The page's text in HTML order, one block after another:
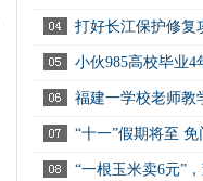
打好长江保护修复
小伙985高校毕业4
福建一学校老师教
“十一”假期将至
“一根玉米卖6元”